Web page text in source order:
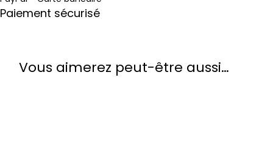
Paiement sécurisé
Vous aimerez peut-être aussi…